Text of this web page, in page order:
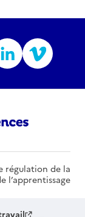
régulation de la
l’apprentissage